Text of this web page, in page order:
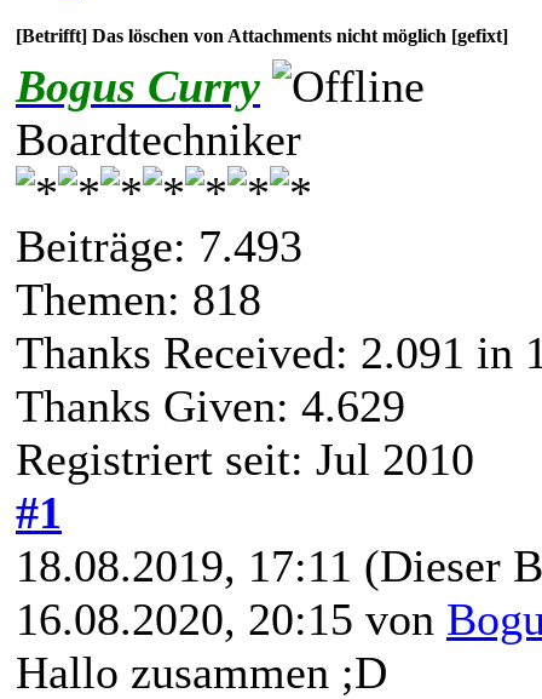
[Betrifft] Das löschen von Attachments nicht möglich [gefixt]
Bogus Curry
Boardtechniker
Beiträge: 7.493
Themen: 818
Thanks Received: 2.091 in
Thanks Given: 4.629
Registriert seit: Jul 2010
#1
18.08.2019, 17:11 (Dieser
16.08.2020, 20:15 von
Hallo zusammen ;D